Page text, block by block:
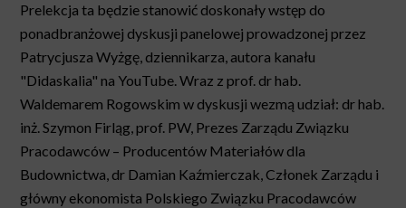
Prelekcja ta będzie stanowić doskonały wstęp do
ponadbranżowej dyskusji panelowej prowadzonej przez
Patrycjusza Wyżgę, dziennikarza, autora kanału
"Didaskalia" na YouTube. Wraz z prof. dr hab.
Waldemarem Rogowskim w dyskusji wezmą udział: dr hab.
inż. Szymon Firląg, prof. PW, Prezes Zarządu Związku
Pracodawców – Producentów Materiałów dla
Budownictwa, dr Damian Kaźmierczak, Członek Zarządu i
główny ekonomista Polskiego Związku Pracodawców